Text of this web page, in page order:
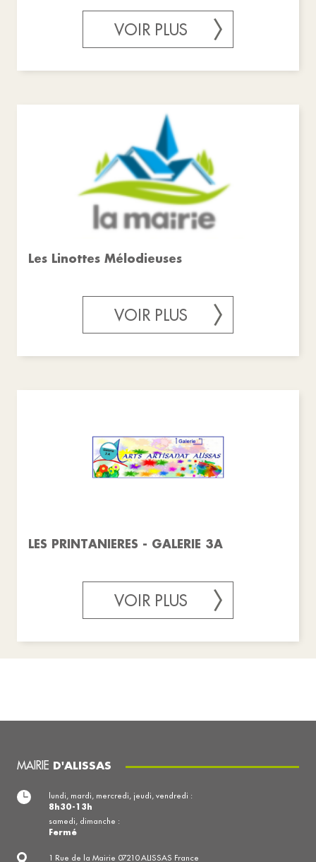
VOIR PLUS
Les Linottes Mélodieuses
VOIR PLUS
LES PRINTANIERES - GALERIE 3A
VOIR PLUS
MAIRIE D'ALISSAS
1 Rue de la Mairie 07210 ALISSAS France
lundi, mardi, mercredi, jeudi, vendredi :
8h30-13h
samedi, dimanche :
Fermé